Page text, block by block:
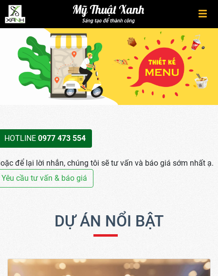
HOTLINE0977 473 554
để lại lời nhắn, chúng tôi sẽ tư vấn và báo giá sớm nhất ạ.
Yêu cầu tư vấn & báo giá
DỰ ÁN NỔI BẬT